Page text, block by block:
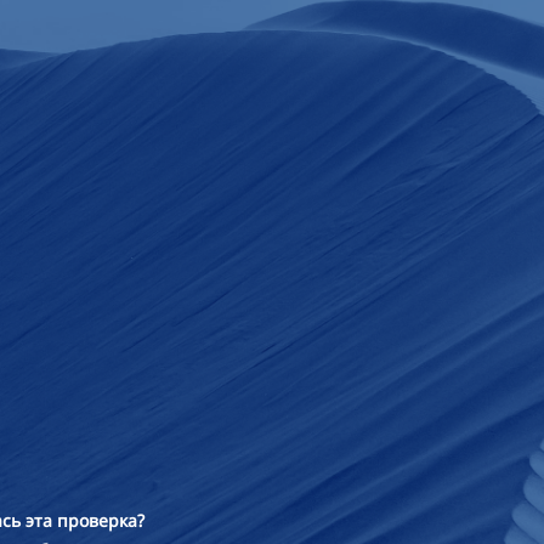
эта проверка?